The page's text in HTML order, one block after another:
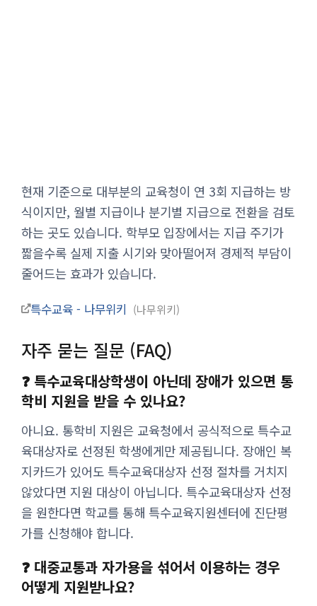
현재 기준으로 대부분의 교육청이 연 3회 지급하는 방
식이지만, 월별 지급이나 분기별 지급으로 전환을 검토
하는 곳도 있습니다. 학부모 입장에서는 지급 주기가
짧을수록 실제 지출 시기와 맞아떨어져 경제적 부담이
줄어드는 효과가 있습니다.
특수교육 - 나무위키 나무위키
자주 묻는 질문 (FAQ)
❓ 특수교육대상학생이 아닌데 장애가 있으면 통
학비 지원을 받을 수 있나요?
아니요. 통학비 지원은 교육청에서 공식적으로 특수교
육대상자로 선정된 학생에게만 제공됩니다. 장애인 복
지카드가 있어도 특수교육대상자 선정 절차를 거치지
않았다면 지원 대상이 아닙니다. 특수교육대상자 선정
을 원한다면 학교를 통해 특수교육지원센터에 진단평
가를 신청해야 합니다.
❓ 대중교통과 자가용을 섞어서 이용하는 경우
어떻게 지원받나요?